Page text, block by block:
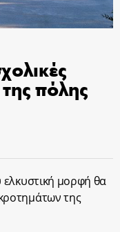
πόλης
ελκυστική μορφή θα
της